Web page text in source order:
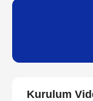
Kurulum